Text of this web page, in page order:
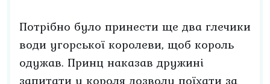
Потрібно було принести ще два глечики
води угорської королеви, щоб король
одужав. Принц наказав дружині
запитати у короля дозволу поїхати за